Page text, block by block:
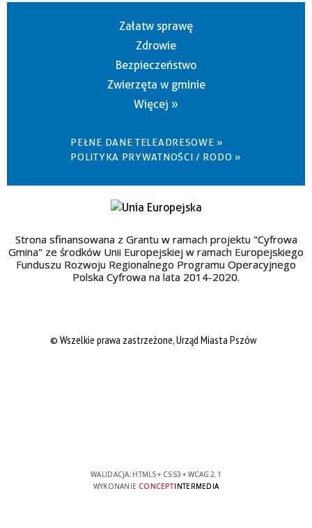
Załatw sprawę
Zdrowie
Bezpieczeństwo
Zwierzęta w gminie
Więcej »
PEŁNE DANE TELEADRESOWE »
POLITYKA PRYWATNOŚCI / RODO »
Strona sfinansowana z Grantu w ramach projektu "Cyfrowa
Gmina" ze środków Unii Europejskiej w ramach Europejskiego
Funduszu Rozwoju Regionalnego Programu Operacyjnego
Polska Cyfrowa na lata 2014-2020.
© Wszelkie prawa zastrzeżone, Urząd Miasta Pszów
WALIDACJA: HTML5+ CSS3 + WCAG 2.1
WYKONANIE CONCEPTINTERMEDIA